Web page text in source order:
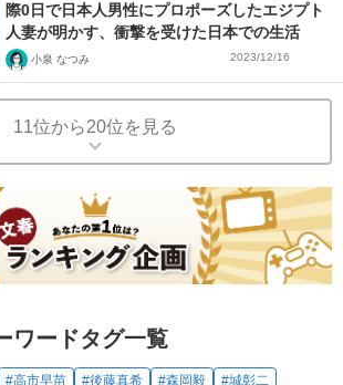
際0日で日本人男性にプロポーズしたエジプト
人妻が明かす、衝撃を受けた日本での生活
小泉 なつみ 2023/12/16
11位から20位を見る
ワードタグ一覧
#高市早苗 #後藤真希 #森岡毅 #城彰二